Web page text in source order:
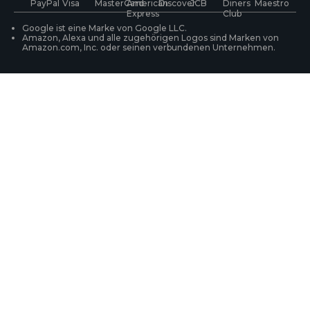
WLAN IP-Kameras
Überwachungssysteme
Ihre Bestellung verfolgen
Produktregistrierung
Google ist eine Marke von Google LLC.
Amazon, Alexa und alle zugehörigen Logos sind Marken von
Amazon.com, Inc. oder seinen verbundenen Unternehmen.